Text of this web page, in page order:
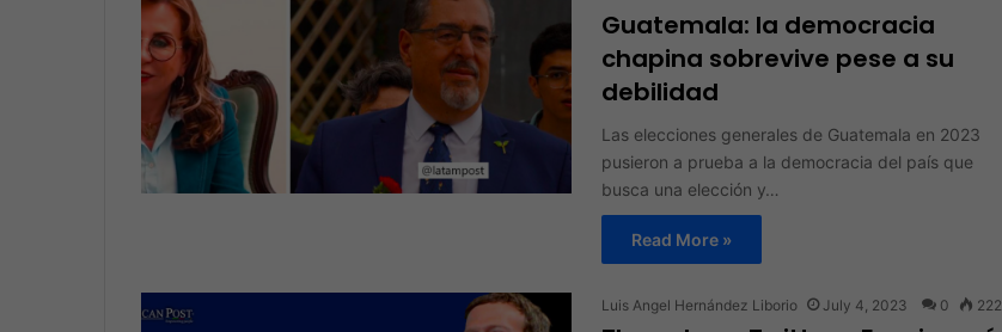
Guatemala: la democracia
chapina sobrevive pese a su
debilidad
Las elecciones generales de Guatemala en 2023
pusieron a prueba a la democracia del país que
busca una elección y…
Read More »
Luis Angel Hernández Liborio July 4, 2023 0 222